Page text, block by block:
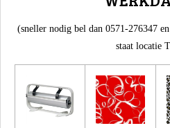
(sneller nodig bel dan 0571-276347
staat locatie